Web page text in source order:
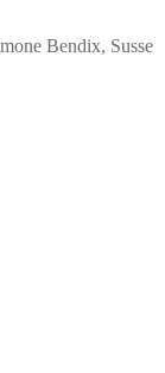
Bendix, Susse